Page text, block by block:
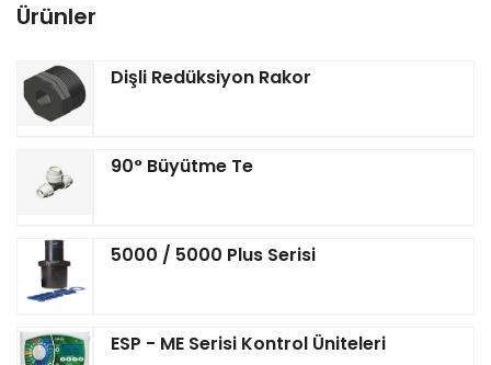
Ürünler
Dişli Redüksiyon Rakor
90° Büyütme Te
5000 / 5000 Plus Serisi
ESP - ME Serisi Kontrol Üniteleri